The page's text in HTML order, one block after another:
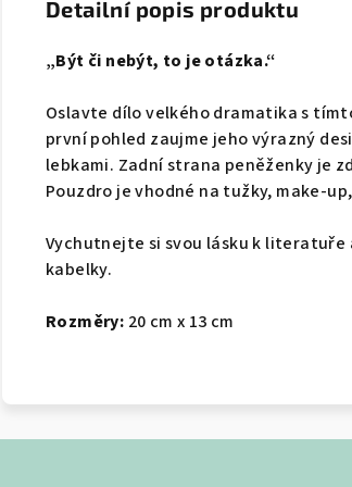
Detailní popis produktu
„Být či nebýt, to je otázka.“
Oslavte dílo velkého dramatika s
první pohled zaujme jeho výrazný
lebkami. Zadní strana peněženky je
Pouzdro je vhodné na tužky, make-
Vychutnejte si svou lásku k
kabelky.
Rozměry: 20 cm x 13 cm